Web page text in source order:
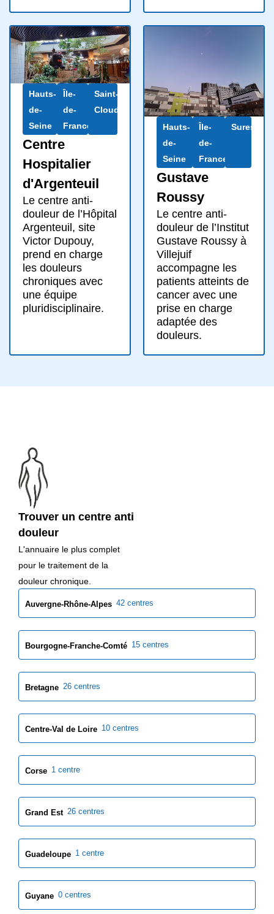
Hauts-
de-
Seine
Île-
de-
France
Saint-
Cloud
Centre
Hospitalier
d'Argenteuil
Le centre anti-
douleur de l’Hôpital
Argenteuil, site
Victor Dupouy,
prend en charge
les douleurs
chroniques avec
une équipe
pluridisciplinaire.
Hauts-
de-
Seine
Île-
de-
France
Suresnes
Gustave
Roussy
Le centre anti-
douleur de l’Institut
Gustave Roussy à
Villejuif
accompagne les
patients atteints de
cancer avec une
prise en charge
adaptée des
douleurs.
Trouver un centre anti
douleur
L'annuaire le plus complet
pour le traitement de la
douleur chronique.
Auvergne-Rhône-Alpes 42 centres
Bourgogne-Franche-Comté 15 centres
Bretagne 26 centres
Centre-Val de Loire 10 centres
Corse 1 centre
Grand Est 26 centres
Guadeloupe 1 centre
Guyane 0 centres